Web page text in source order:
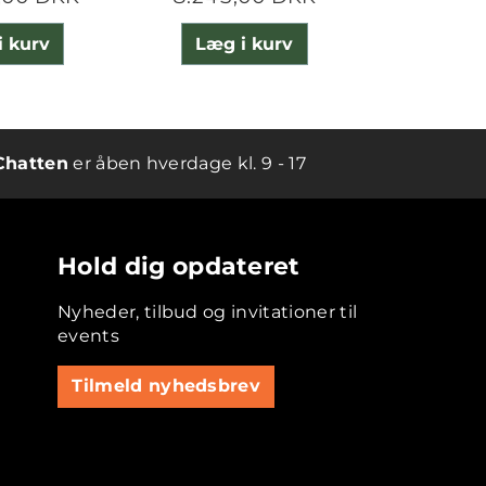
kurv Læg i kurv
er åben hverdage kl. 9 - 17
Hold dig opdateret
Nyheder, tilbud og invitationer til
events
Tilmeld nyhedsbrev